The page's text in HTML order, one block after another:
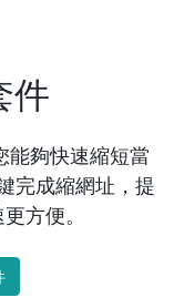
件
能夠快速縮短當
完成縮網址，提
方便。